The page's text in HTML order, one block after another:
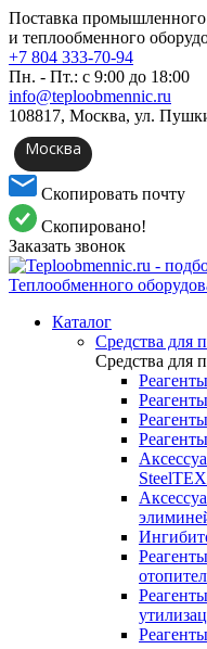
Поставка промышленного
и теплообменного
+7 804 333-70-94
Пн. - Пт.: с 9:00 до 18:00
info@teploobmennic.ru
108817, Москва, ул.
Москва
Скопировать почту
Скопировано!
Заказать звонок
Каталог
Средства для
Средства для